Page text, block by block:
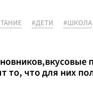
#ДЕТИ #ШКОЛА
то, что для них